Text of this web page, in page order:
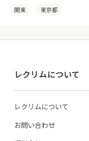
関東 東京都
レクリムについて
レクリムについて
お問い合わせ